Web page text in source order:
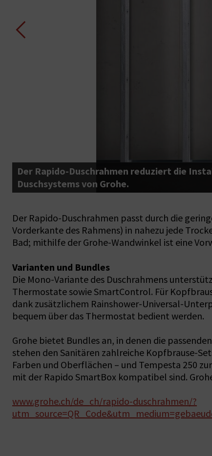
Der Rapido-Duschrahmen reduziert die
Duschsystems von Grohe.
Der Rapido-Duschrahmen passt durch die
Vorderkante des Rahmens) in nahezu jede
Bad; mithilfe der Grohe-Wandwinkel ist eine
Varianten und Bundles
Die Mono-Variante des Duschrahmens
Thermostate sowie SmartControl. Für
dank zusätzlichem Rainshower-Universal-
bequem über das Thermostat bedient werden.
Grohe bietet Bundles an, in denen die
stehen den Sanitären zahlreiche Kopfbrause-
Farben und Oberflächen – und Tempesta 250
mit der Rapido SmartBox kompatibel sind.
www.grohe.ch/de_ch/rapido-duschrahmen/?